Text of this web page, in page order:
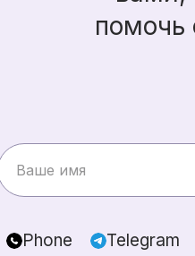
помочь
Phone Telegram